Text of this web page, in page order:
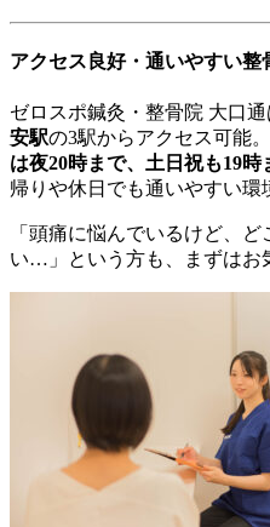
アクセス良好・通いやすい整
ゼロスポ鍼灸・整骨院 大口通
安駅の3駅からアクセス可能
は夜20時まで、土日祝も19時
帰りや休日でも通いやすい環
「頭痛に悩んでいるけど、
い…」という方も、まずはお